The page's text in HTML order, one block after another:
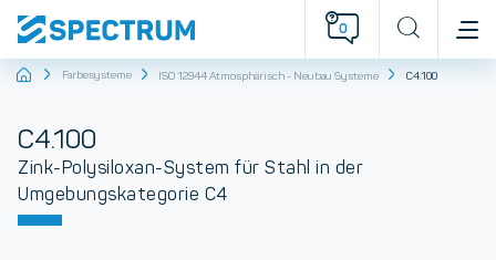
0
StartseiteFarbesysteme ISO 12944 Atmosphärisch - Neubau Systeme C4.100
C4.100
Zink-Polysiloxan-System für Stahl in der
Umgebungskategorie C4